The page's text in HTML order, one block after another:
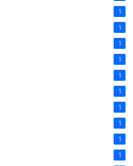
1
1
1
1
1
1
1
1
1
1